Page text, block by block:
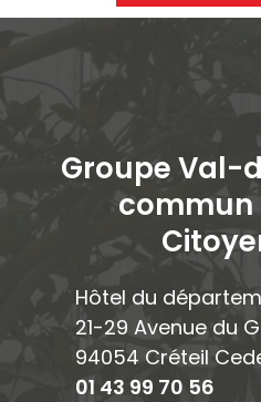
Groupe Val-
commun
Hôtel du
21-29 Avenue du
94054 Créteil
01 43 99 70 56